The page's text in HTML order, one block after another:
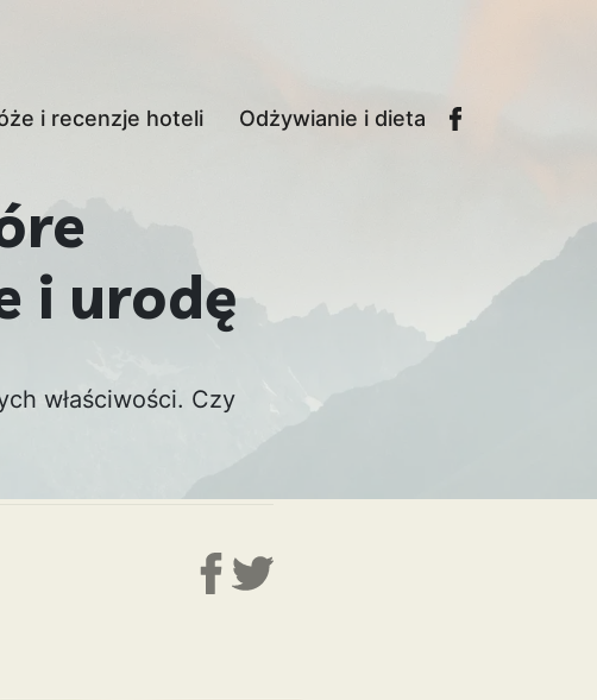
i recenzje hoteli Odżywianie i dieta
i urodę
właściwości. Czy